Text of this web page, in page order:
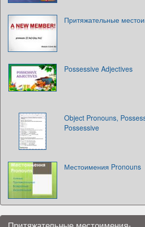
Притяжательные
Possessive Adjectives
Object Pronouns,
Possessive
Местоимения Pronouns